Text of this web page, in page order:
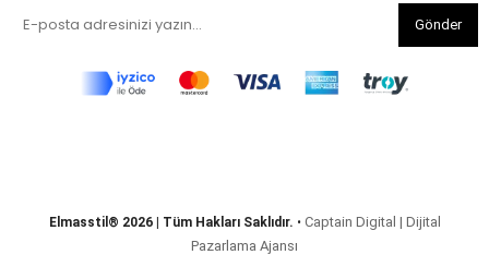
Gönder
Elmasstil® 2026 | Tüm Hakları Saklıdır. • Captain Digital | Dijital
Pazarlama Ajansı